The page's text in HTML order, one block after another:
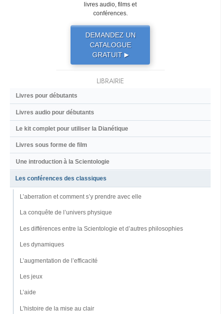
livres audio, films et
conférences.
DEMANDEZ UN
CATALOGUE
GRATUIT ▶
LIBRAIRIE
Livres pour débutants
Livres audio pour débutants
Le kit complet pour utiliser la Dianétique
Livres sous forme de film
Une introduction à la Scientologie
Les conférences des classiques
L’aberration et comment s’y prendre avec elle
La conquête de l’univers physique
Les différences entre la Scientologie et d’autres philosophies
Les dynamiques
L’augmentation de l’efficacité
Les jeux
L’aide
L’histoire de la mise au clair